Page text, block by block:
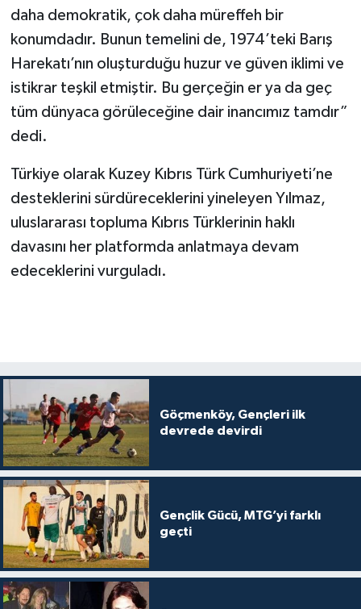
daha demokratik, çok daha müreffeh bir
konumdadır. Bunun temelini de, 1974’teki Barış
Harekatı’nın oluşturduğu huzur ve güven iklimi ve
istikrar teşkil etmiştir. Bu gerçeğin er ya da geç
tüm dünyaca görüleceğine dair inancımız tamdır”
dedi.
Türkiye olarak Kuzey Kıbrıs Türk Cumhuriyeti’ne
desteklerini sürdüreceklerini yineleyen Yılmaz,
uluslararası topluma Kıbrıs Türklerinin haklı
davasını her platformda anlatmaya devam
edeceklerini vurguladı.
Göçmenköy, Gençleri ilk
devrede devirdi
Gençlik Gücü, MTG’yi farklı
geçti